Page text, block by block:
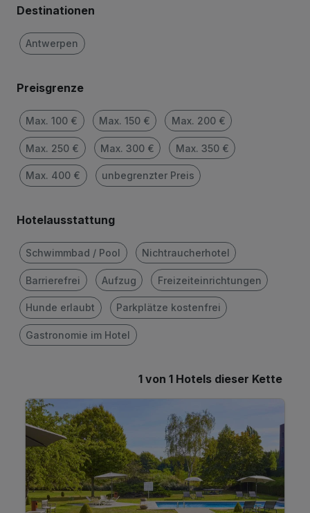
Destinationen
Antwerpen
Preisgrenze
Max. 100 € Max. 150 € Max. 200 €
Max. 250 € Max. 300 € Max. 350 €
Max. 400 € unbegrenzter Preis
Hotelausstattung
Schwimmbad / Pool Nichtraucherhotel
Barrierefrei Aufzug Freizeiteinrichtungen
Hunde erlaubt Parkplätze kostenfrei
Gastronomie im Hotel
1 von 1 Hotels dieser Kette